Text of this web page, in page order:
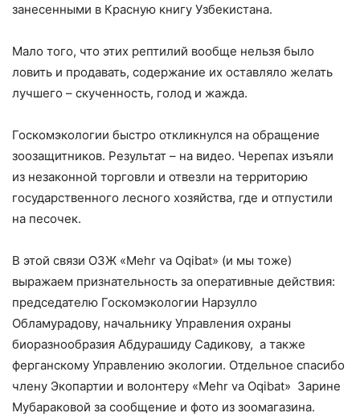
занесенными в Красную книгу Узбекистана.
Мало того, что этих рептилий вообще нельзя было
ловить и продавать, содержание их оставляло желать
лучшего – скученность, голод и жажда.
Госкомэкологии быстро откликнулся на обращение
зоозащитников. Результат – на видео. Черепах изъяли
из незаконной торговли и отвезли на территорию
государственного лесного хозяйства, где и отпустили
на песочек.
В этой связи ОЗЖ «Mehr va Oqibat» (и мы тоже)
выражаем признательность за оперативные действия:
председателю Госкомэкологии Нарзулло
Обламурадову, начальнику Управления охраны
биоразнообразия Абдурашиду Садикову, а также
ферганскому Управлению экологии. Отдельное спасибо
члену Экопартии и волонтеру «Mehr va Oqibat» Зарине
Мубараковой за сообщение и фото из зоомагазина.